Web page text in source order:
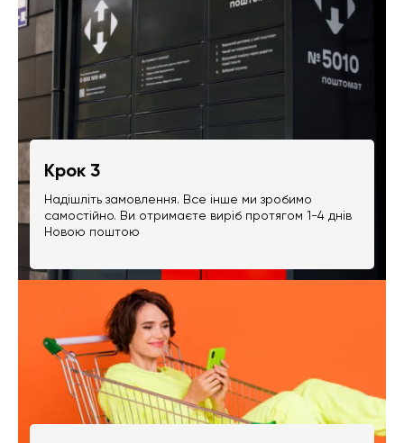
Крок 3
Надішліть замовлення. Все інше ми зробимо
самостійно. Ви отримаєте виріб протягом 1-4 днів
Новою поштою